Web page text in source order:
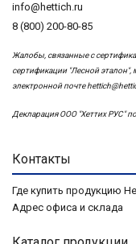
info@hettich.ru
8 (800) 200-80-85
Жалобы, связанные с
сертификации "Лесной
электронной почте
Декларация ООО "Хеттих РУС"
Контакты
Где купить продукцию
Адрес офиса и склада